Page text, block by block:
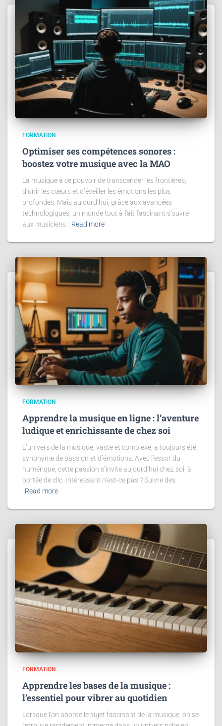
FORMATION
Optimiser ses compétences sonores :
boostez votre musique avec la MAO
La musique a ce pouvoir de transcender les frontières,
d’unir les cœurs et d’éveiller les émotions les plus
profondes. Mais aujourd’hui, grâce aux avancées
technologiques, un monde tout à fait fascinant s’ouvre
aux musiciens : Read more
FORMATION
Apprendre la musique en ligne : l’aventure
ludique et enrichissante de chez soi
L’univers de la musique, vaste et complexe, a toujours été
synonyme de passion et d’émotions. Avec l’essor du
numérique, cette passion s’invite aujourd’hui chez soi, à
portée de clic. Intéressant n’est-ce pas ? Suivre des
Read more
FORMATION
Apprendre les bases de la musique :
l’essentiel pour vibrer au quotidien
Lorsque l’on aborde le sujet fascinant de la musique, on se